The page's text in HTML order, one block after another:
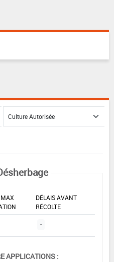
DÉLAIS AVANT
RÉCOLTE
-
APPLICATIONS :